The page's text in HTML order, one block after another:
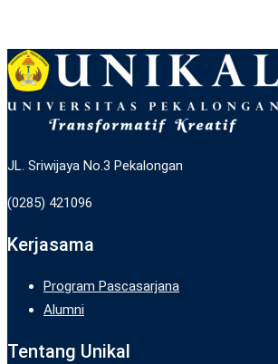
JL. Sriwijaya No.3 Pekalongan
(0285) 421096
Kerjasama
Program Pascasarjana
Alumni
Tentang Unikal